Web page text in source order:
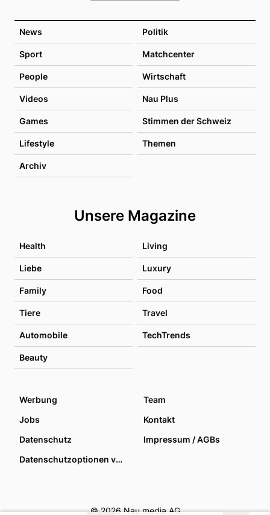
News Politik
Sport Matchcenter
People Wirtschaft
Videos Nau Plus
Games Stimmen der Schweiz
Lifestyle Themen
Archiv
Unsere Magazine
Health Living
Liebe Luxury
Family Food
Tiere Travel
Automobile TechTrends
Beauty
Werbung
Team
Jobs
Kontakt
Datenschutz
Impressum / AGBs
Datenschutzoptionen verwalten
© 2026 Nau media AG